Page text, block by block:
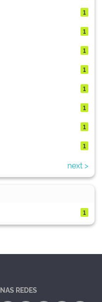
1
1
1
1
1
1
1
1
next >
1
NAS REDES